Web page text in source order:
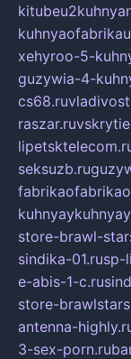
xehyroo-5-
guzywia-4-
cs68.ru
raszar.ru
seksuzb.ru
store-brawl-
sindika-01.rusp-
e-abis-1-c.ru
store-
antenna-
3-sex-porn.ru